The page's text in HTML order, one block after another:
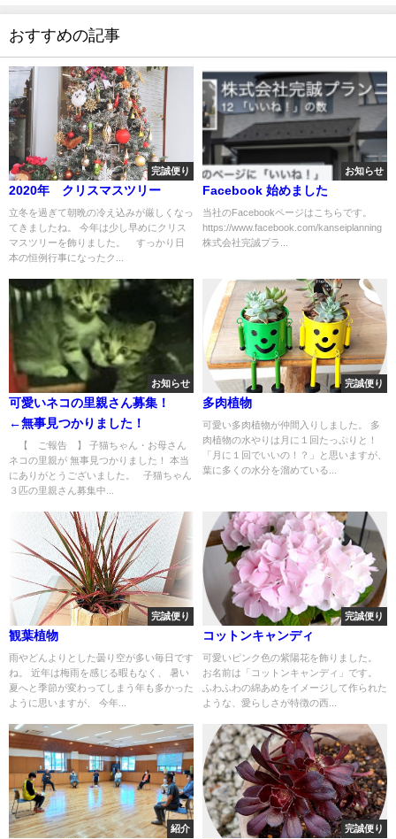
おすすめの記事
完誠便り
2020年 クリスマスツリー
立冬を過ぎて朝晩の冷え込みが厳しくなっ
てきましたね。 今年は少し早めにクリス
マスツリーを飾りました。 すっかり日
本の恒例行事になったク...
お知らせ
Facebook 始めました
当社のFacebookページはこちらです。
https://www.facebook.com/kanseiplanning
株式会社完誠プラ...
お知らせ
可愛いネコの里親さん募集！
←無事見つかりました！
【 ご報告 】 子猫ちゃん・お母さん
ネコの里親が 無事見つかりました！ 本当
にありがとうございました。 子猫ちゃん
３匹の里親さん募集中...
完誠便り
多肉植物
可愛い多肉植物が仲間入りしました。 多
肉植物の水やりは月に１回たっぷりと！
「月に１回でいいの！？」と思いますが、
葉に多くの水分を溜めている...
完誠便り
観葉植物
雨やどんよりとした曇り空が多い毎日です
ね。 近年は梅雨を感じる暇もなく、 暑い
夏へと季節が変わってしまう年も多かった
ように思いますが、 今年...
完誠便り
コットンキャンディ
可愛いピンク色の紫陽花を飾りました。
お名前は「コットンキャンディ」です。
ふわふわの綿あめをイメージして作られた
ような、愛らしさが特徴の西...
紹介 完誠便り